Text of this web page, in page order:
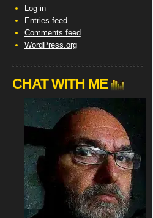
Log in
Entries feed
Comments feed
WordPress.org
CHAT WITH ME